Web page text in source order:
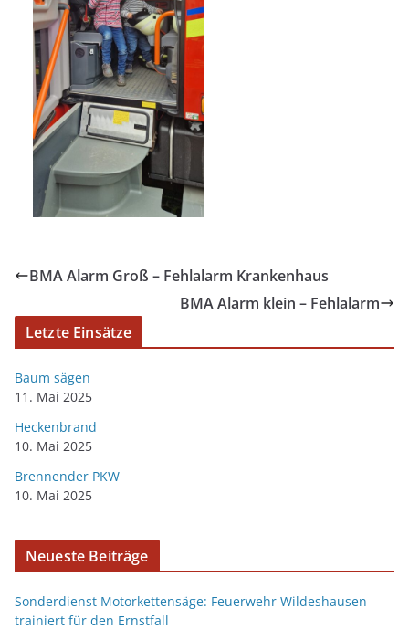
BMA Alarm Groß – Fehlalarm Krankenhaus
BMA Alarm klein – Fehlalarm
Letzte Einsätze
Baum sägen
11. Mai 2025
Heckenbrand
10. Mai 2025
Brennender PKW
10. Mai 2025
Neueste Beiträge
Sonderdienst Motorkettensäge: Feuerwehr Wildeshausen
trainiert für den Ernstfall